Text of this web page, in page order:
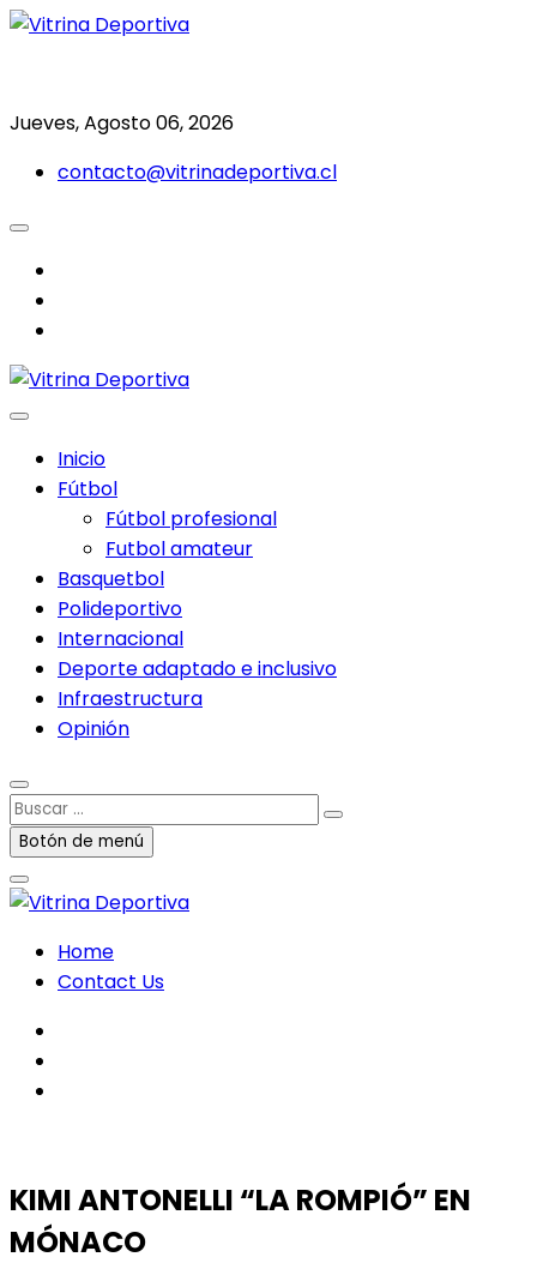
Saltar
Jueves, Agosto 06, 2026
contacto@vitrinadeportiva.cl
Inicio
Fútbol
Fútbol profesional
Futbol amateur
Basquetbol
Polideportivo
Internacional
Deporte adaptado e inclusivo
Infraestructura
Opinión
Buscar
…Botón de menú
Home
Contact Us
KIMI ANTONELLI “LA ROMPIÓ” EN
MÓNACO